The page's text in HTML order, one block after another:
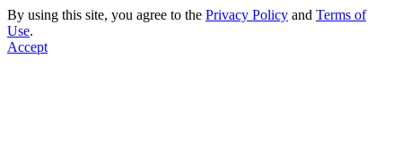
By using this site, you agree to the Privacy Policy and Terms of
Use.
Accept